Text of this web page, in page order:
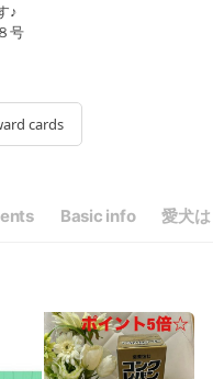
♪
号
cards
Basic info 愛犬